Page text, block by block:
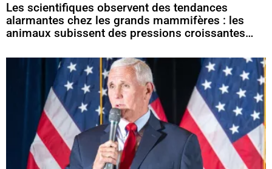
Les scientifiques observent des tendances
alarmantes chez les grands mammifères : les
animaux subissent des pressions croissantes…